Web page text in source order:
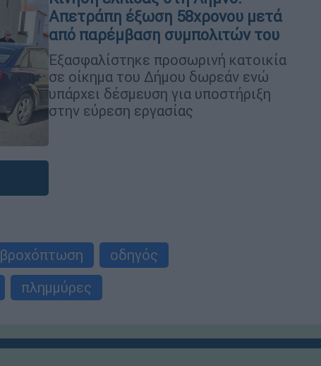
Απετράπη έξωση 58χρονου μετά
από παρέμβαση συμπολιτών του
Εξασφαλίστηκε προσωρινή κατοικία
σε οίκημα του Δήμου δωρεάν ενώ
υπάρχει δέσμευση για υποστήριξη
στην εύρεση εργασίας
βροχόπτωση
οδηγός
πλημμύρες